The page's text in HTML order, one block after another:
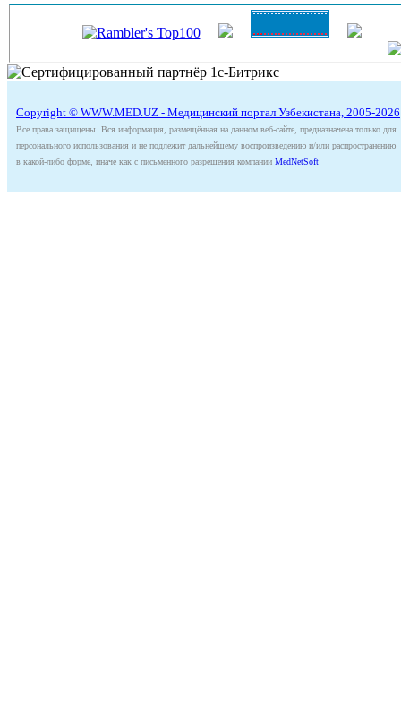
Copyright © WWW.MED.UZ - Медицинский портал Узбекистана, 2005-2026
Все права защищены. Вся информация, размещённая на данном веб-сайте, предназначена только для
персонального использования и не подлежит дальнейшему воспроизведению и/или распространению
в какой-либо форме, иначе как с письменного разрешения компании MedNetSoft